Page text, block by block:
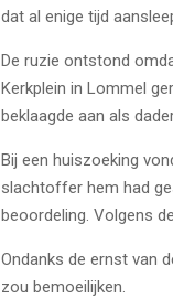
dat al enige tijd
De ruzie ontstond
Kerkplein in Lommel
beklaagde aan als
Bij een huiszoeking
slachtoffer hem had
beoordeling. Volgens
Ondanks de ernst van
zou bemoeilijken.